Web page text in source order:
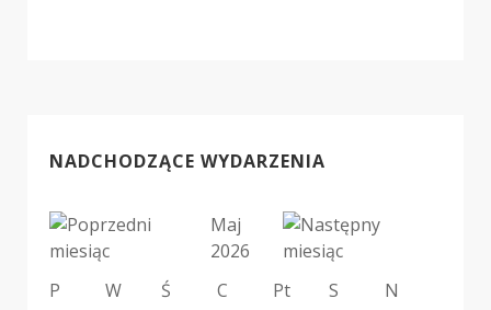
NADCHODZĄCE WYDARZENIA
Maj
2026
P
W Ś C Pt S
N